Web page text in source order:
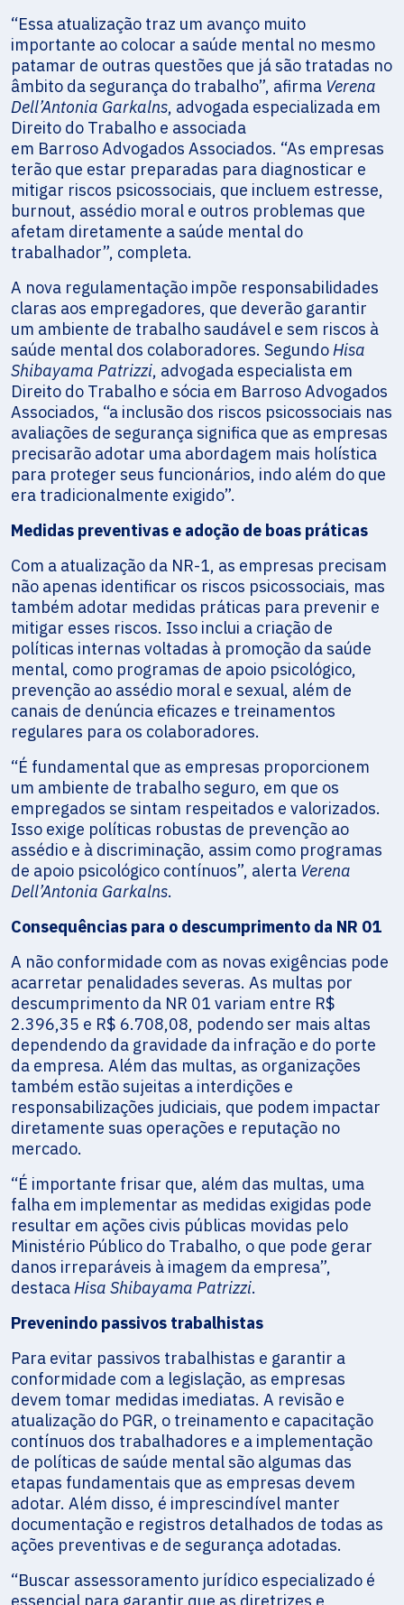
“Essa atualização traz um avanço muito
importante ao colocar a saúde mental no mesmo
patamar de outras questões que já são tratadas no
âmbito da segurança do trabalho”, afirma Verena
Dell’Antonia Garkalns, advogada especializada em
Direito do Trabalho e associada
em Barroso Advogados Associados. “As empresas
terão que estar preparadas para diagnosticar e
mitigar riscos psicossociais, que incluem estresse,
burnout, assédio moral e outros problemas que
afetam diretamente a saúde mental do
trabalhador”, completa.
A nova regulamentação impõe responsabilidades
claras aos empregadores, que deverão garantir
um ambiente de trabalho saudável e sem riscos à
saúde mental dos colaboradores. SegundoHisa
Shibayama Patrizzi, advogada especialista em
Direito do Trabalho e sócia em Barroso Advogados
Associados, “a inclusão dos riscos psicossociais nas
avaliações de segurança significa que as empresas
precisarão adotar uma abordagem mais holística
para proteger seus funcionários, indo além do que
era tradicionalmente exigido”.
Medidas preventivas e adoção de boas práticas
Com a atualização da NR-1, as empresas precisam
não apenas identificar os riscos psicossociais, mas
também adotar medidas práticas para prevenir e
mitigar esses riscos. Isso inclui a criação de
políticas internas voltadas à promoção da saúde
mental, como programas de apoio psicológico,
prevenção ao assédio moral e sexual, além de
canais de denúncia eficazes e treinamentos
regulares para os colaboradores.
“É fundamental que as empresas proporcionem
um ambiente de trabalho seguro, em que os
empregados se sintam respeitados e valorizados.
Isso exige políticas robustas de prevenção ao
assédio e à discriminação, assim como programas
de apoio psicológico contínuos”, alerta Verena
Dell’Antonia Garkalns.
Consequências para o descumprimento da NR 01
A não conformidade com as novas exigências pode
acarretar penalidades severas. As multas por
descumprimento da NR 01 variam entre R$
2.396,35 e R$ 6.708,08, podendo ser mais altas
dependendo da gravidade da infração e do porte
da empresa. Além das multas, as organizações
também estão sujeitas a interdições e
responsabilizações judiciais, que podem impactar
diretamente suas operações e reputação no
mercado.
“É importante frisar que, além das multas, uma
falha em implementar as medidas exigidas pode
resultar em ações civis públicas movidas pelo
Ministério Público do Trabalho, o que pode gerar
danos irreparáveis à imagem da empresa”,
destacaHisa Shibayama Patrizzi.
Prevenindo passivos trabalhistas
Para evitar passivos trabalhistas e garantir a
conformidade com a legislação, as empresas
devem tomar medidas imediatas. A revisão e
atualização do PGR, o treinamento e capacitação
contínuos dos trabalhadores e a implementação
de políticas de saúde mental são algumas das
etapas fundamentais que as empresas devem
adotar. Além disso, é imprescindível manter
documentação e registros detalhados de todas as
ações preventivas e de segurança adotadas.
“Buscar assessoramento jurídico especializado é